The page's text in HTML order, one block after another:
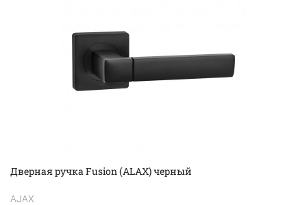
Дверная ручка Fusion (ALAX) черный
AJAX